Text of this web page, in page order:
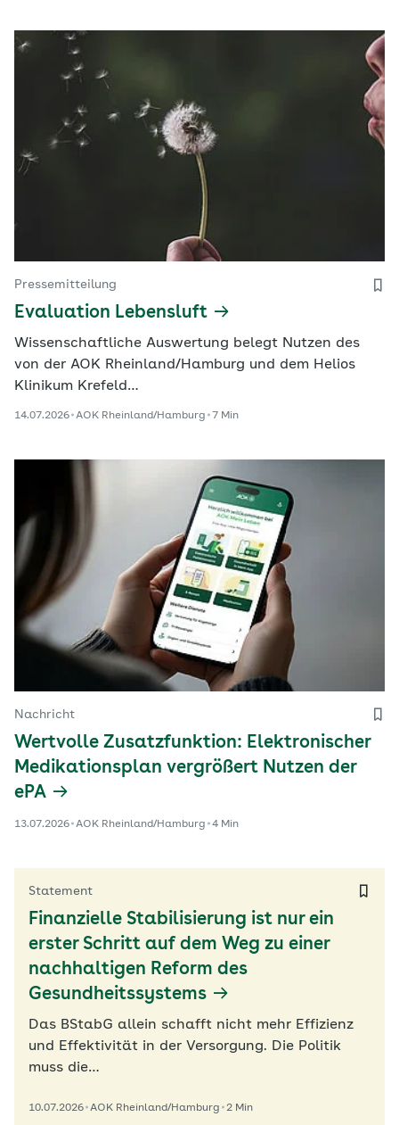
Pressemitteilung
Evaluation Lebensluft
Wissenschaftliche Auswertung belegt Nutzen des
von der AOK Rheinland/Hamburg und dem Helios
Klinikum Krefeld…
14.07.2026 AOK Rheinland/Hamburg 7 Min
Nachricht
Wertvolle Zusatzfunktion: Elektronischer
Medikationsplan vergrößert Nutzen der
ePA
13.07.2026 AOK Rheinland/Hamburg 4 Min
Statement
Finanzielle Stabilisierung ist nur ein
erster Schritt auf dem Weg zu einer
nachhaltigen Reform des
Gesundheitssystems
Das BStabG allein schafft nicht mehr Effizienz
und Effektivität in der Versorgung. Die Politik
muss die…
10.07.2026 AOK Rheinland/Hamburg 2 Min